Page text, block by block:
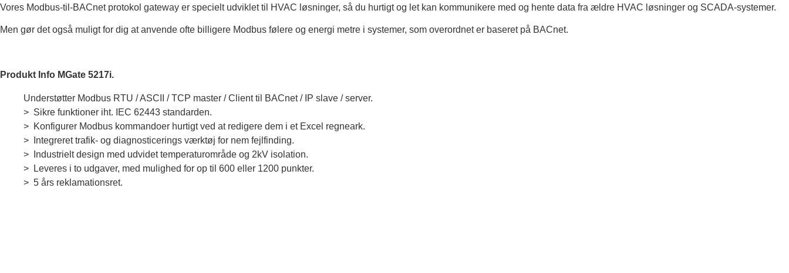
Vores Modbus-til-BACnet protokol gateway er specielt udviklet til HVAC løsninger, så du hurtigt og let kan kommunikere med og hente data fra ældre HVAC løsninger og SCADA-systemer.
Men gør det også muligt for dig at anvende ofte billigere Modbus følere og energi metre i systemer, som overordnet er baseret på BACnet.
Produkt Info MGate 5217i.
Understøtter Modbus RTU / ASCII / TCP master / Client til BACnet / IP slave / server.
> Sikre funktioner iht. IEC 62443 standarden.
> Konfigurer Modbus kommandoer hurtigt ved at redigere dem i et Excel regneark.
> Integreret trafik- og diagnosticerings værktøj for nem fejlfinding.
> Industrielt design med udvidet temperaturområde og 2kV isolation.
> Leveres i to udgaver, med mulighed for op til 600 eller 1200 punkter.
> 5 års reklamationsret.